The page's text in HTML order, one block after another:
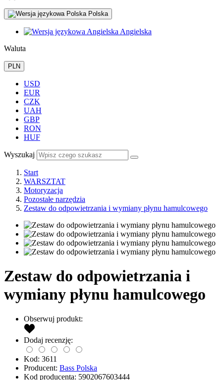
Polska
Angielska
Waluta
PLN
USD
EUR
CZK
UAH
GBP
RON
HUF
Wyszukaj
Start
WARSZTAT
Motoryzacja
Pozostałe narzędzia
Zestaw do odpowietrzania i wymiany płynu hamulcowego
Zestaw do odpowietrzania i
wymiany płynu hamulcowego
Obserwuj produkt:
Dodaj recenzję:
Kod: 3611
Producent: Bass Polska
Kod producenta: 5902067603444